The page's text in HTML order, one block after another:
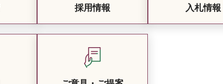
採用情報 入札情報